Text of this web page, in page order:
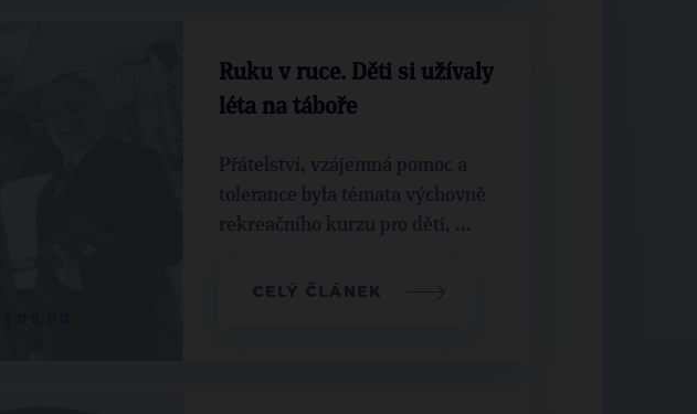
Ruku v ruce. Děti si užívaly
léta na táboře
Přátelství, vzájemná pomoc a
tolerance byla témata výchovně
rekreačního kurzu pro děti, ...
CELÝ ČLÁNEK